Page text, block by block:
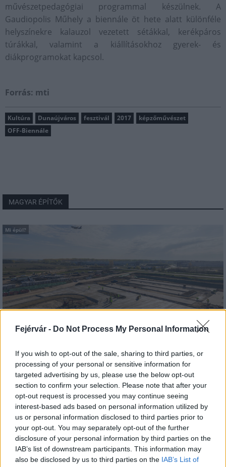
Fejérvár - Do Not Process My Personal Information
If you wish to opt-out of the sale, sharing to third parties, or
processing of your personal or sensitive information for
targeted advertising by us, please use the below opt-out
section to confirm your selection. Please note that after your
opt-out request is processed you may continue seeing
interest-based ads based on personal information utilized by
us or personal information disclosed to third parties prior to
your opt-out. You may separately opt-out of the further
disclosure of your personal information by third parties on the
IAB’s list of downstream participants. This information may
also be disclosed by us to third parties on the IAB’s List of
művészetpedagógiai programmal készülnek. A
Gaudiopolis Műhely a biennále öt hete alatt különféle
helyszínekre kalauzol vezetett sétákkal, kerékpáros
túrákkal, valamint a kiállításokhoz gyerek- és
diákprogramokat kapcsol.
Forrás: mti
Kultúra Dunaújváros fesztivál 2017
képzőművészet
OFF-Biennále
MAGYAR ÉPÍTŐK
Mi épül?
útépítés logisztikai központ Colas Colas Alterra Zrt.
Elkészült a Liszt Ferenc repülőtér közelében lévő
logisztikai bázis út- és közműhálózatának fejlesztése
Komplex infrastruktúra-rendszert épített a Colas Alterra Zrt. a
Liszt Ferenc Nemzetközi Repülőtér közelében. A VGP Park
Budapest Aerozone területén megvalósult vízellátó, szenny- és
csapadékvíz-elvezető rendszerek, az út- és külső elektromos
hálózat kiépítés a legújabb, logisztikai csarnok kiszolgálását
szolgálja.